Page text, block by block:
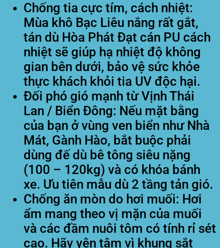
Chống tia cực tím, cách nhiệt:
Mùa khô Bạc Liêu nắng rất gắt,
tán dù Hòa Phát Đạt cán PU cách
nhiệt sẽ giúp hạ nhiệt độ không
gian bên dưới, bảo vệ sức khỏe
thực khách khỏi tia UV độc hại.
Đối phó gió mạnh từ Vịnh Thái
Lan / Biển Đông: Nếu mặt bằng
của bạn ở vùng ven biển như Nhà
Mát, Gành Hào, bắt buộc phải
dùng đế dù bê tông siêu nặng
(100 – 120kg) và có khóa bánh
xe. Ưu tiên mẫu dù 2 tầng tản gió.
Chống ăn mòn do hơi muối: Hơi
ẩm mang theo vị mặn của muối
và các đầm nuôi tôm có tính rỉ sét
cao. Hãy yên tâm vì khung sắt